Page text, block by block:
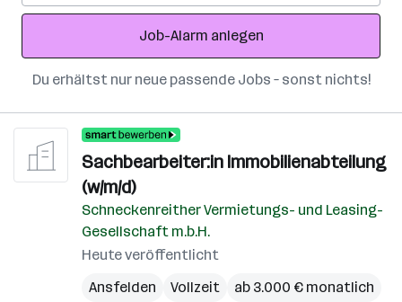
Adresse
Job-Alarm anlegen
Du erhältst nur neue passende Jobs – sonst nichts!
Sachbearbeiter:in Immobilienabteilung
(w/m/d)
Schneckenreither Vermietungs- und Leasing-
Gesellschaft m.b.H.
Heute veröffentlicht
Ansfelden
Vollzeit ab 3.000 € monatlich